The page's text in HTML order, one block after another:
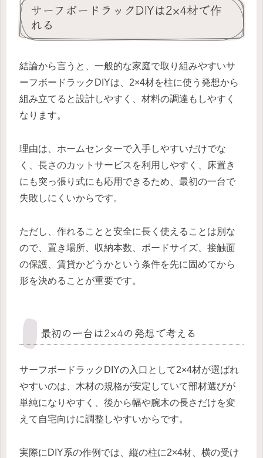
サーフボードラックDIYは2×4材で作
れる
結論から言うと、一般的な家庭で取り組みやすいサ
ーフボードラックDIYは、2×4材を柱に使う発想から
組み立てると設計しやすく、材料の調達もしやすく
なります。
理由は、ホームセンターで入手しやすいだけでな
く、長さのカットサービスを利用しやすく、床置き
にも突っ張り式にも応用できるため、最初の一台で
失敗しにくいからです。
ただし、作れることと安全に長く使えることは別な
ので、置き場所、収納本数、ボードサイズ、接触面
の保護、賃貸かどうかという条件を先に固めてから
形を決めることが重要です。
最初の一台は2×4の発想で考える
サーフボードラックDIYの入口として2×4材が選ばれ
やすいのは、木材の規格が安定していて部材選びが
単純になりやすく、後から幅や腕木の長さだけを変
えて自宅向けに調整しやすいからです。
実際にDIY系の作例では、縦の柱に2×4材、横の受け